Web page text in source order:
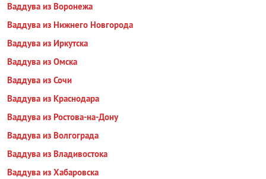
Ваддува из Воронежа
Ваддува из Нижнего Новгорода
Ваддува из Иркутска
Ваддува из Омска
Ваддува из Сочи
Ваддува из Краснодара
Ваддува из Ростова-на-Дону
Ваддува из Волгограда
Ваддува из Владивостока
Ваддува из Хабаровска